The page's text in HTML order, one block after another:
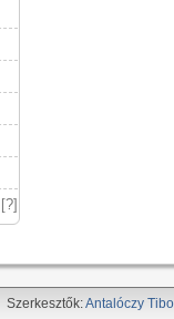
[?]
Szerkesztők:Antalóczy